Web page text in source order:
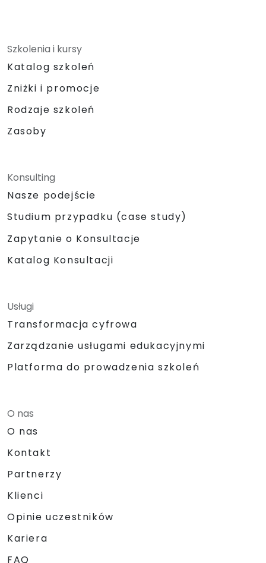
Szkolenia i kursy
Katalog szkoleń
Zniżki i promocje
Rodzaje szkoleń
Zasoby
Konsulting
Nasze podejście
Studium przypadku (case study)
Zapytanie o Konsultacje
Katalog Konsultacji
Usługi
Transformacja cyfrowa
Zarządzanie usługami edukacyjnymi
Platforma do prowadzenia szkoleń
O nas
O nas
Kontakt
Partnerzy
Klienci
Opinie uczestników
Kariera
FAQ